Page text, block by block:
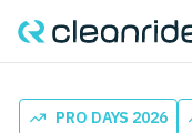
PRO DAYS 2026